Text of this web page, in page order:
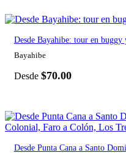
Desde Bayahibe: tour en buggy
Bayahibe
Desde $70.00
Desde Punta Cana a Santo